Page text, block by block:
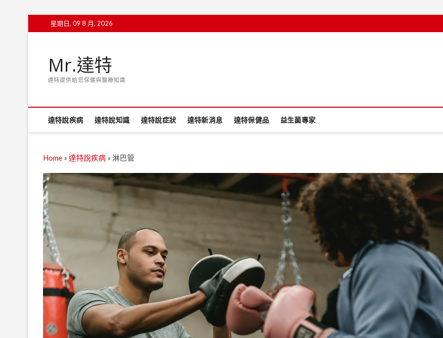
to
星期日, 09 8 月, 2026
Mr.達特
達特提供給您保健與醫療知識
達特說疾病 達特說知識 達特說症狀 達特新消息 達特保健品 益生菌專家
Home » 達特說疾病 » 淋巴管